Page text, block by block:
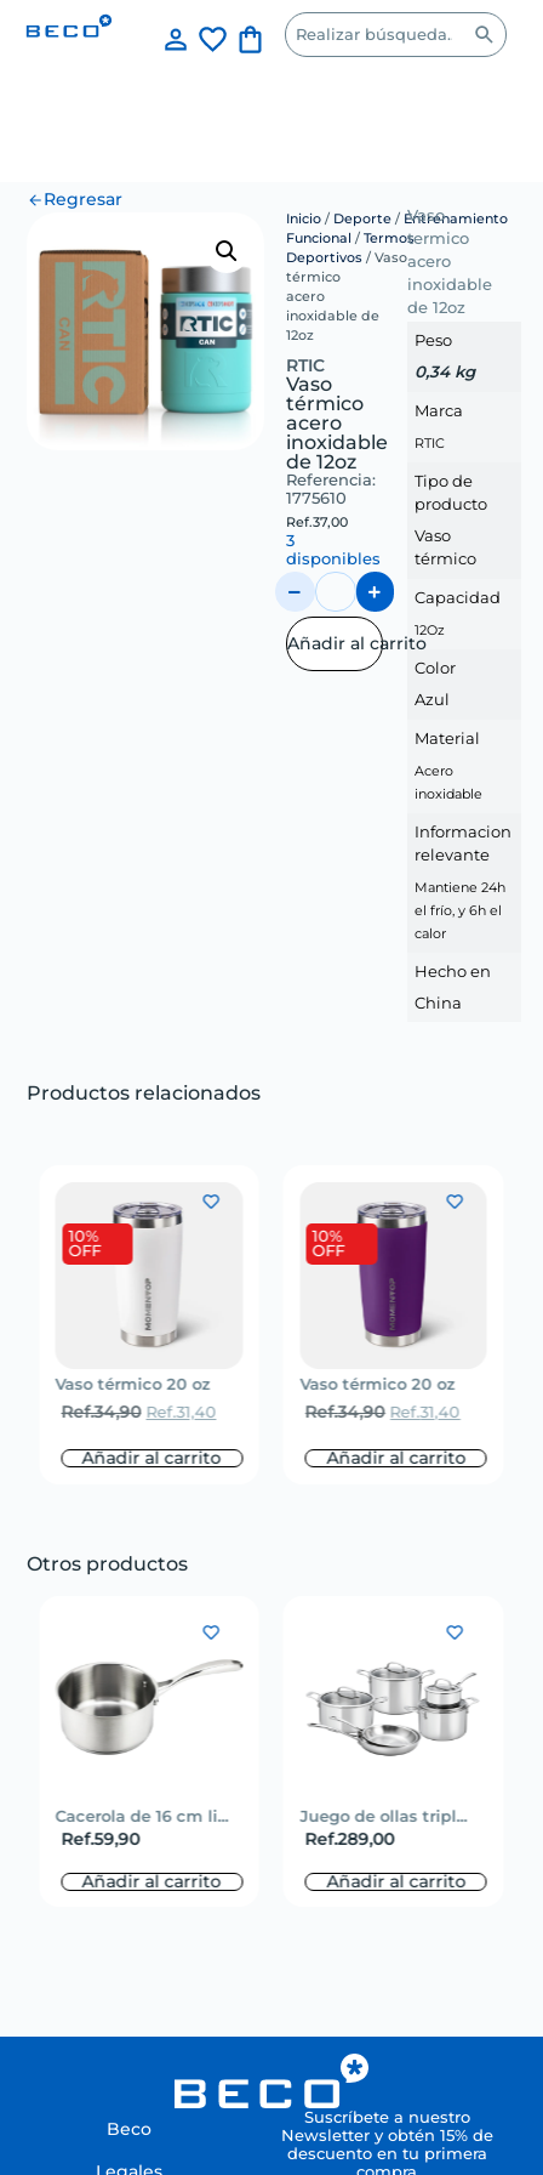
Regresar
Inicio / Deporte / Entrenamiento
Funcional /Termos
Deportivos / Vaso
térmico
acero
inoxidable de
12oz
RTIC
Vaso
térmico
acero
inoxidable
de 12oz
Referencia:
1775610
Ref.37,00
3
disponibles
Añadir al carrito
Vaso
termico
acero
inoxidable
de 12oz
Peso
0,34 kg
Marca
RTIC
Tipo de
producto
Vaso
térmico
Capacidad
12Oz
Color
Azul
Material
Acero
inoxidable
Informacion
relevante
Mantiene 24h
el frío, y 6h el
calor
Hecho en
China
Productos relacionados
10%
OFF
Vaso térmico 20 oz
Ref.34,90 Ref.31,40
Añadir al carrito
10%
OFF
Vaso térmico 20 oz
Ref.34,90 Ref.31,40
Añadir al carrito
Otros productos
Cacerola de 16 cm li...
Ref.59,90
Añadir al carrito
Juego de ollas tripl...
Ref.289,00
Añadir al carrito
Beco
Suscríbete a nuestro
Newsletter y obtén 15% de
descuento en tu primera